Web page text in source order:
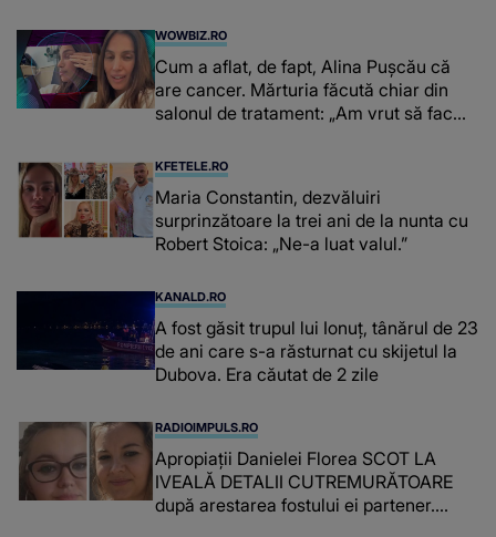
WOWBIZ.RO
Cum a aflat, de fapt, Alina Pușcău că
are cancer. Mărturia făcută chiar din
salonul de tratament: „Am vrut să fac
înțepe sânul”
KFETELE.RO
Maria Constantin, dezvăluiri
surprinzătoare la trei ani de la nunta cu
Robert Stoica: „Ne-a luat valul.”
KANALD.RO
A fost găsit trupul lui Ionuț, tânărul de 23
de ani care s-a răsturnat cu skijetul la
Dubova. Era căutat de 2 zile
RADIOIMPULS.RO
Apropiații Danielei Florea SCOT LA
IVEALĂ DETALII CUTREMURĂTOARE
după arestarea fostului ei partener.